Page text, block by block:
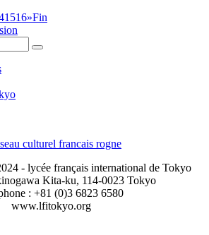
1516»Fin
- lycée français international de Tokyo
Kita-ku, 114-0023 Tokyo
: +81 (0)3 6823 6580
www.lfitokyo.org